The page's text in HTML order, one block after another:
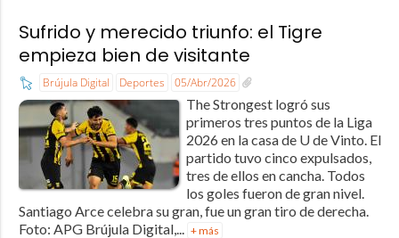
Sufrido y merecido triunfo: el Tigre
empieza bien de visitante
Brújula Digital Deportes 05/Abr/2026
The Strongest logró sus
primeros tres puntos de la Liga
2026 en la casa de U de Vinto. El
partido tuvo cinco expulsados,
tres de ellos en cancha. Todos
los goles fueron de gran nivel.
Santiago Arce celebra su gran, fue un gran tiro de derecha.
Foto: APG Brújula Digital,... + más